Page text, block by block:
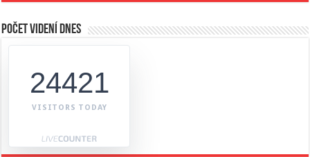
Počet videní dnes
24421
VISITORS TODAY